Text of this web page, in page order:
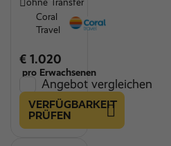
ohne Transfer
Coral
Travel
€ 1.020
pro Erwachsenen
Angebot vergleichen
VERFÜGBARKEIT
PRÜFEN